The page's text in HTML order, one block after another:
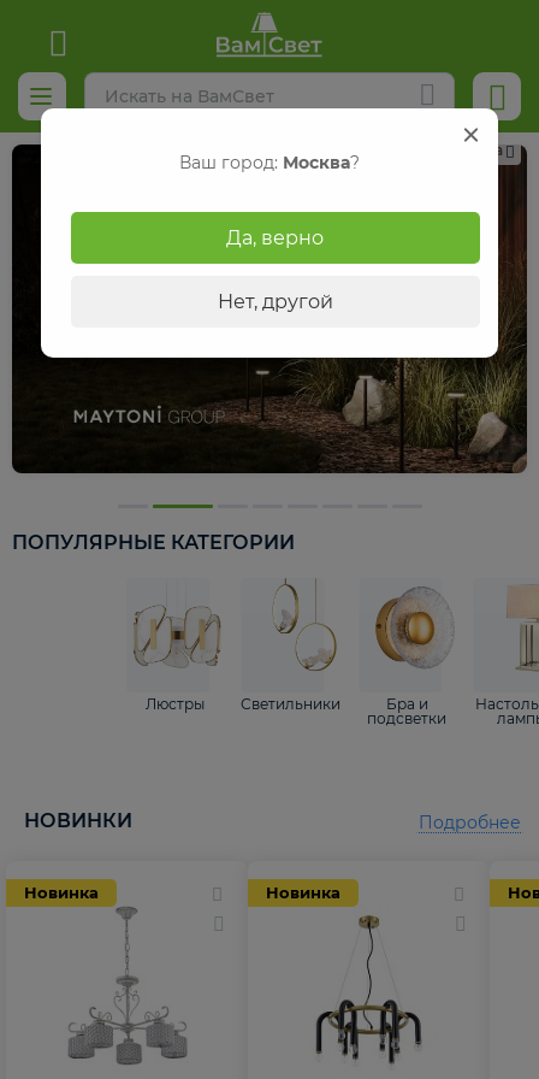
Реклама
ПОПУЛЯРНЫЕ КАТЕГОРИИ
Люстры Светильники
Бра и
подсветки
НОВИНКИ
Новинка Новинка
Подробнее
Ваш город: Москва?
Да, верно
Нет, другой